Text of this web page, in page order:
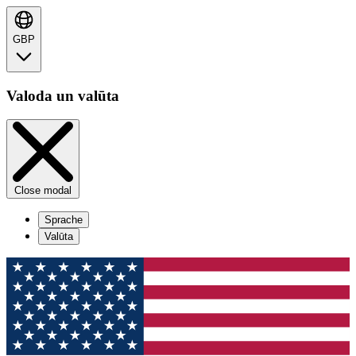
GBP
Valoda un valūta
Close modal
Sprache
Valūta